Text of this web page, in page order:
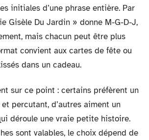
initiales d’une phrase entière. Par
Gisèle Du Jardin » donne M-G-D-J,
mais chacun peut être plus
convient aux cartes de fête ou
dans un cadeau.
sur ce point : certains préfèrent un
percutant, d’autres aiment un
déroule une vraie petite histoire.
sont valables, le choix dépend de